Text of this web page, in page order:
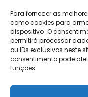
Para fornecer as
como cookies para
dispositivo. O
permitirá processar
ou IDs exclusivos neste
consentimento pode
funções.
Trabalhe
Conosco
Contato
Relatório
Salarial